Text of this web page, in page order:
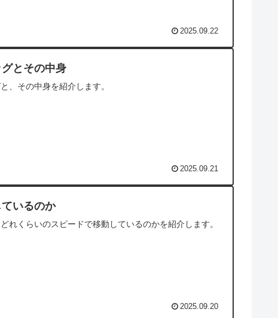
2025.09.22
とその中身
、その中身を紹介します。
2025.09.21
いるのか
れくらいのスピードで移動しているのかを紹介します。
2025.09.20